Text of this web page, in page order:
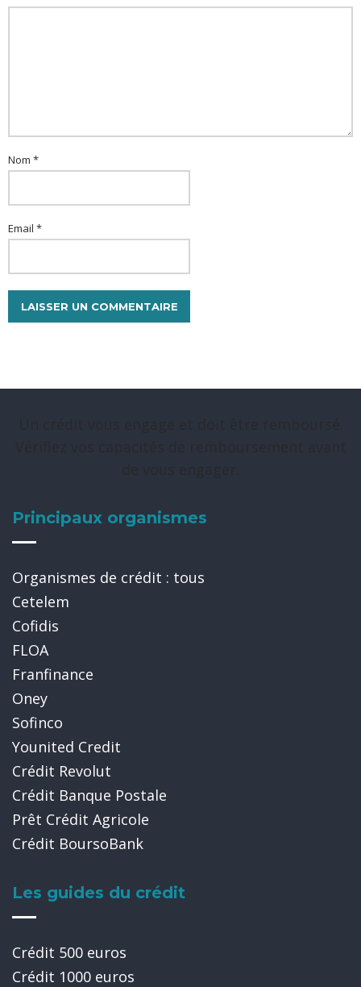
Nom *
Email *
Principaux organismes
Organismes de crédit : tous
Cetelem
Cofidis
FLOA
Franfinance
Oney
Sofinco
Younited Credit
Crédit Revolut
Crédit Banque Postale
Prêt Crédit Agricole
Crédit BoursoBank
Les guides du crédit
Crédit 500 euros
Crédit 1000 euros